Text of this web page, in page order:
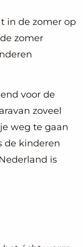
in de zomer op
zomer
voor de
zoveel
weg te gaan
de kinderen
is